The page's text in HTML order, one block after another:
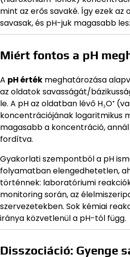
mint az erős savaké. Így ezek az
savasak, és pH-juk magasabb
Miért fontos a pH
A pH érték meghatározása
az oldatok savasságát/
le. A pH az oldatban lévő H₃O⁺
koncentrációjának logaritmikus
magasabb a koncentráció,
fordítva.
Gyakorlati szempontból a pH
folyamatban elengedhetetlen,
történnek: laboratóriumi
monitoring során, az
szervezetekben. Sok kémiai
iránya közvetlenül a pH-tól függ.
Disszociáció: Gyenge